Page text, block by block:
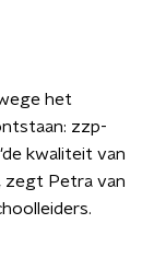
het
zzp-
kwaliteit van
zegt Petra van